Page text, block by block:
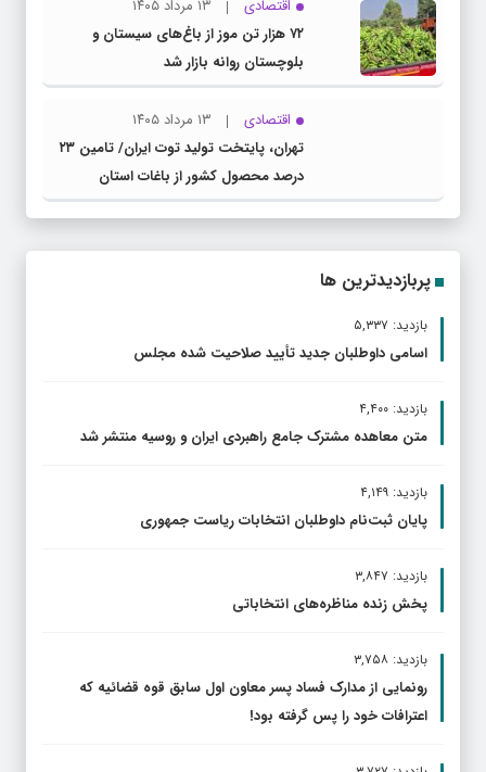
اقتصادی
۱۳ مرداد ۱۴۰۵
۷۲ هزار تن موز از باغ‌های سیستان و
بلوچستان روانه بازار شد
اقتصادی
۱۳ مرداد ۱۴۰۵
تهران، پایتخت تولید توت ایران/ تامین ۲۳
درصد محصول کشور از باغات استان
پربازدیدترین ها
بازدید: ۵,۳۳۷
اسامی داوطلبان جدید تأیید صلاحیت شده مجلس
بازدید: ۴,۴۰۰
متن معاهده مشترک جامع راهبردی ایران و روسیه منتشر شد
بازدید: ۴,۱۴۹
پایان ثبت‌نام داوطلبان انتخابات ریاست جمهوری
بازدید: ۳,۸۴۷
پخش زنده مناظره‌های انتخاباتی
بازدید: ۳,۷۵۸
رونمایی از مدارک فساد پسر معاون اول سابق قوه قضائیه که
اعترافات خود را پس گرفته بود!